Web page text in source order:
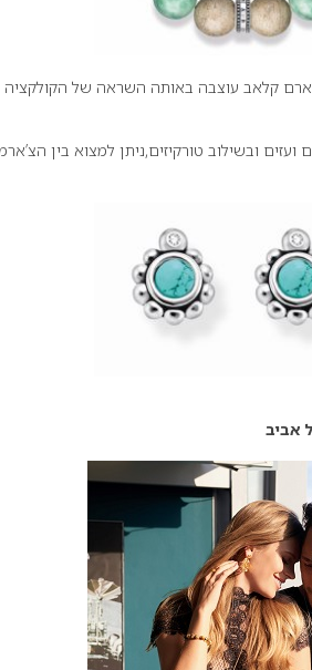
קלאב עוצבה באותה השראה של הקולקציה
ובשילוב טורקיזים,ניתן למצוא בין
אביב